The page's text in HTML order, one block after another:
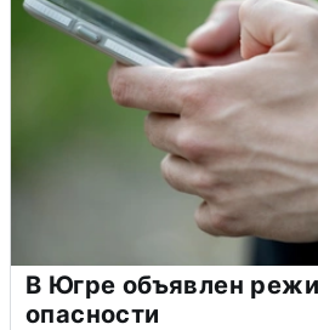
В Югре объявлен
опасности